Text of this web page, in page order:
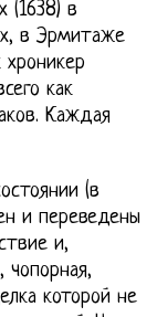
(1638) в
в Эрмитаже
как
Каждая
(в
и переведены
и,
которой не